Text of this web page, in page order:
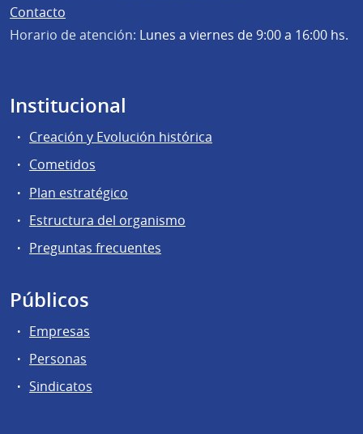
Contacto
Horario de atención: Lunes a viernes de 9:00 a 16:00 hs.
Institucional
Creación y Evolución histórica
Cometidos
Plan estratégico
Estructura del organismo
Preguntas frecuentes
Públicos
Empresas
Personas
Sindicatos